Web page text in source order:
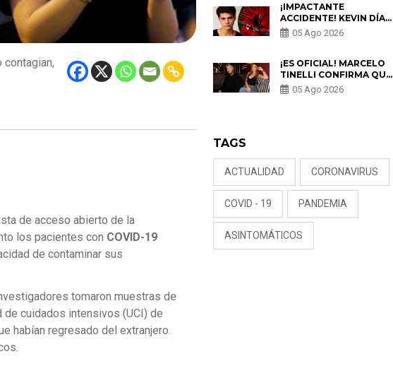
de acceso abierto de la
los pacientes con COVID-19
de contaminar sus
tomaron muestras de
cuidados intensivos (UCI) de
habían regresado del extranjero.
¡IMPACTANTE
ACCIDENTE! KEVIN DÍAZ
CAE DESDE OCHO
METROS EN “ESTO ES
PREOCUPACIÓN
05 Ago 2026
¡ES OFICIAL! MARCELO
TINELLI CONFIRMA QUE
REGRESÓ CON MILETT
FIGUEROA: “EL AMOR
05 Ago 2026
TAGS
ACTUALIDAD CORONAVIRUS
COVID - 19 PANDEMIA
ASINTOMÁTICOS